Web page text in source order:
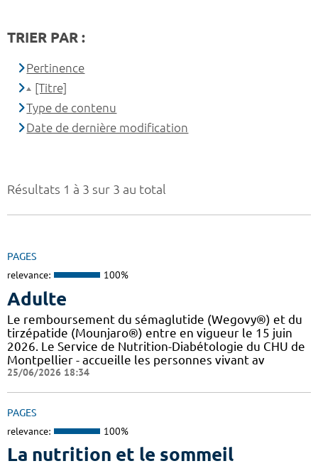
Résultats 1 à 3 sur 3 au total
PAGES
relevance: 100%
Adulte
Le remboursement du sémaglutide (Wegovy®) et du
tirzépatide (Mounjaro®) entre en vigueur le 15 juin
2026. Le Service de Nutrition-Diabétologie du CHU de
Montpellier - accueille les personnes vivant av
25/06/2026 18:34
PAGES
relevance: 100%
La nutrition et le sommeil
TRIER PAR :
Pertinence
[Titre]
Type de contenu
Date de dernière modification